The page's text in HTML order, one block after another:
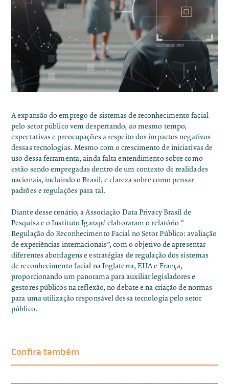
A expansão do emprego de sistemas de reconhecimento facial
pelo setor público vem despertando, ao mesmo tempo,
expectativas e preocupações a respeito dos impactos negativos
dessas tecnologias. Mesmo com o crescimento de iniciativas de
uso dessa ferramenta, ainda falta entendimento sobre como
estão sendo empregadas dentro de um contexto de realidades
nacionais, incluindo o Brasil, e clareza sobre como pensar
padrões e regulações para tal.
Diante desse cenário, a Associação Data Privacy Brasil de
Pesquisa e o Instituto Igarapé elaboraram orelatório ”
Regulação do Reconhecimento Facial no Setor Público: avaliação
de experiências internacionais”, com o objetivo de apresentar
diferentes abordagens e estratégias de regulação dos sistemas
de reconhecimento facial na Inglaterra, EUA e França,
proporcionando um panorama para auxiliar legisladores e
gestores públicos na reflexão, no debate e na criação de normas
para uma utilização responsável dessa tecnologia pelo setor
público.
Confira também